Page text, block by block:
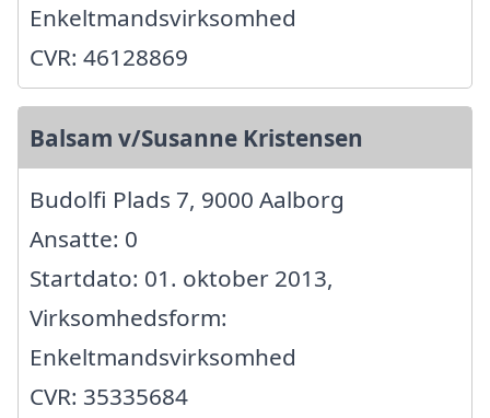
Enkeltmandsvirksomhed
CVR: 46128869
Balsam v/Susanne Kristensen
Budolfi Plads 7, 9000 Aalborg
Ansatte: 0
Startdato: 01. oktober 2013,
Virksomhedsform:
Enkeltmandsvirksomhed
CVR: 35335684